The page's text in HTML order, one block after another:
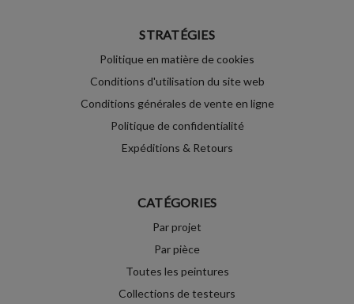
STRATÉGIES
Politique en matière de cookies
Conditions d'utilisation du site web
Conditions générales de vente en ligne
Politique de confidentialité
Expéditions & Retours
CATÉGORIES
Par projet
Par pièce
Toutes les peintures
Collections de testeurs